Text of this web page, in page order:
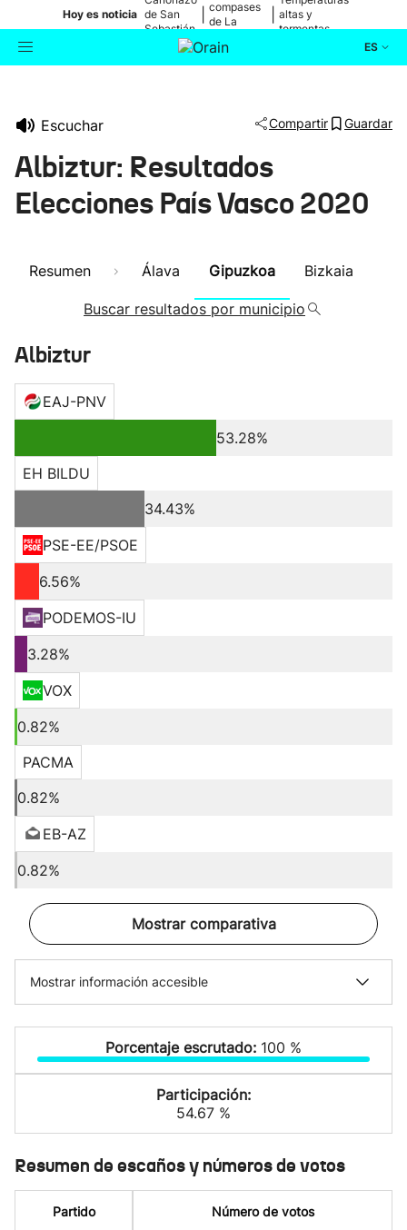
Hoy es noticia de San
Sebastián
compases
de La
altas y
tormentas
ES
Cultura
Escuchar Compartir Guardar
Albiztur: Resultados
Elecciones País Vasco 2020
Resumen Álava Gipuzkoa Bizkaia
Buscar resultados por municipio
Albiztur
EAJ-PNV
53.28%
EH BILDU
34.43%
PSE-EE/PSOE
6.56%
PODEMOS-IU
3.28%
VOX
0.82%
PACMA
0.82%
EB-AZ
0.82%
Mostrar comparativa
Mostrar información accesible
Porcentaje escrutado: 100 %
Participación:
54.67 %
Resumen de escaños y números de votos
Partido Número de votos